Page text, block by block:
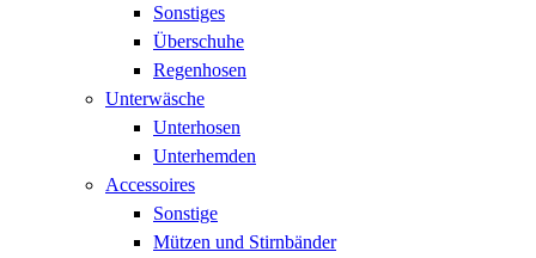
Sonstiges
Überschuhe
Regenhosen
Unterwäsche
Unterhosen
Unterhemden
Accessoires
Sonstige
Mützen und Stirnbänder